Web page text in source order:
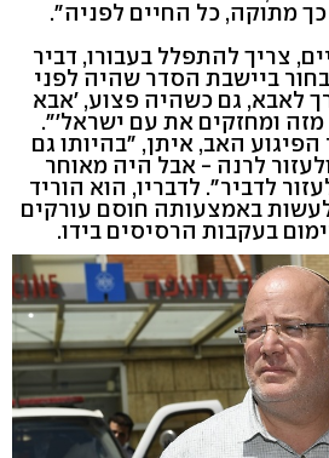
מתוקה, כל החיים לפניה".
צריך להתפלל בעבורו, דביר
ביישבת הסדר שהיה לפני
לאבא, גם כשהיה פצוע, 'אבא
מזה ומחזקים את עם ישראל'".
האב, איתן, "בהיותו גם
לרנה - אבל היה מאוחר
לדביר". לדבריו, הוא הוריד
באמצעותה חוסם עורקים
בעקבות הרסיסים בידו.